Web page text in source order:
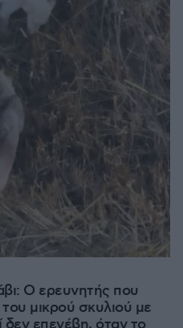
Ο ερευνητής που
μικρού σκυλιού με